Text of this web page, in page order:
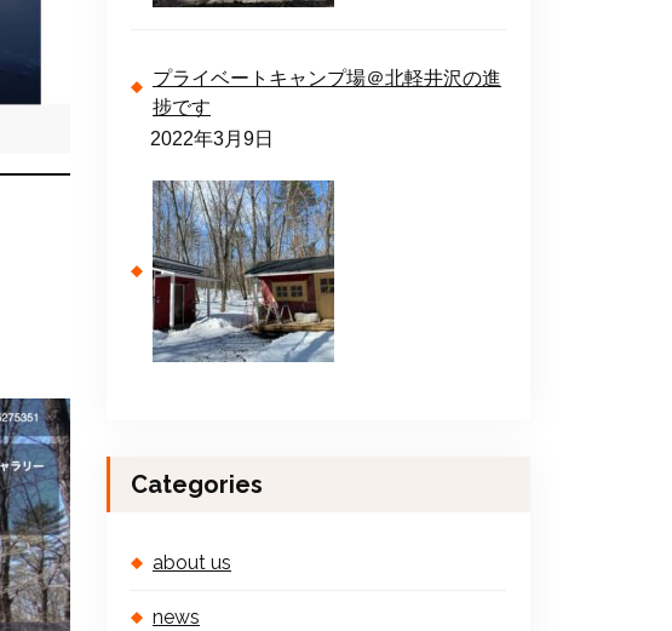
プライベートキャンプ場＠北軽井沢の進
捗です
2022年3月9日
Categories
about us
news